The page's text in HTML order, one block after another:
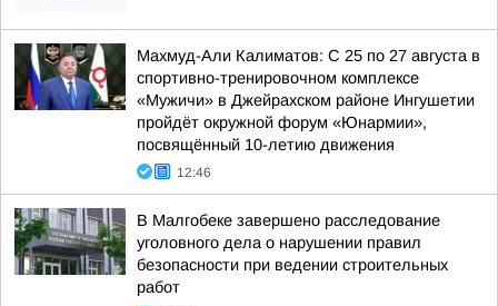
Махмуд-Али Калиматов: С 25 по 27 августа в
спортивно-тренировочном комплексе
«Мужичи» в Джейрахском районе Ингушетии
пройдёт окружной форум «Юнармии»,
посвящённый 10-летию движения
12:46
В Малгобеке завершено расследование
уголовного дела о нарушении правил
безопасности при ведении строительных
работ